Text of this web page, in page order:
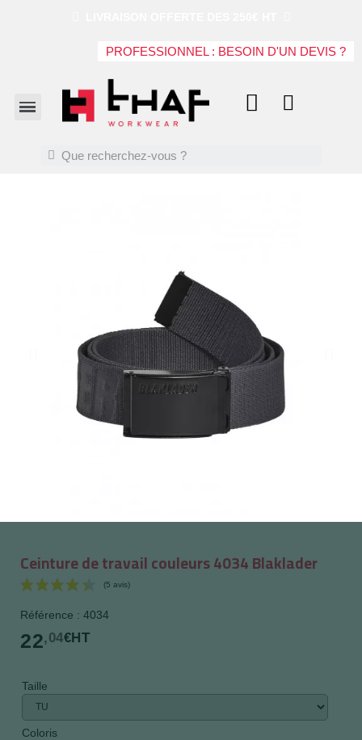
PROFESSIONNEL : BESOIN D'UN DEVIS ?
Ceinture de travail couleurs 4034 Blaklader
Référence : 4034
22,04€HT
Taille
Coloris